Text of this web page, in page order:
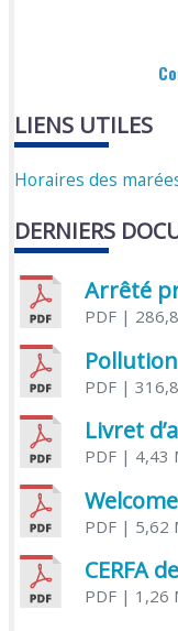
LIENS UTILES
Horaires des
DERNIERS
PDF|
PDF|
Livret
PDF| 4,43
PDF| 5,62
PDF| 1,26